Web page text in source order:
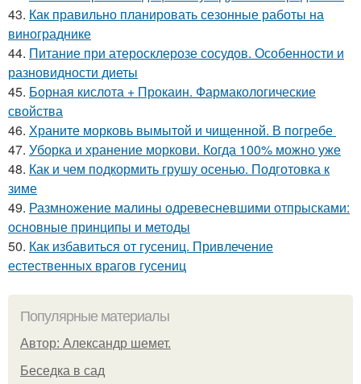
43. Как правильно планировать сезонные работы на
винограднике
44. Питание при атеросклерозе сосудов. Особенности и
разновидности диеты
45. Борная кислота + Прокаин. Фармакологические
свойства
46. Храните морковь вымытой и чищенной. В погребе
47. Уборка и хранение моркови. Когда 100% можно уже
48. Как и чем подкормить грушу осенью. Подготовка к
зиме
49. Размножение малины одревесневшими отпрысками:
основные принципы и методы
50. Как избавиться от гусениц. Привлечение
естественных врагов гусениц
Популярные материалы
Автор: Александр шемет.
Беседка в сад